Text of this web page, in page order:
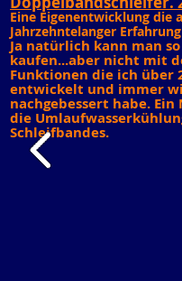
Eine Eigenentwicklung die
Jahrzehntelanger
Ja natürlich kann man
kaufen...aber nicht mit
Funktionen die ich über
entwickelt und immer
nachgebessert habe. Ein
die
Schleifbandes.